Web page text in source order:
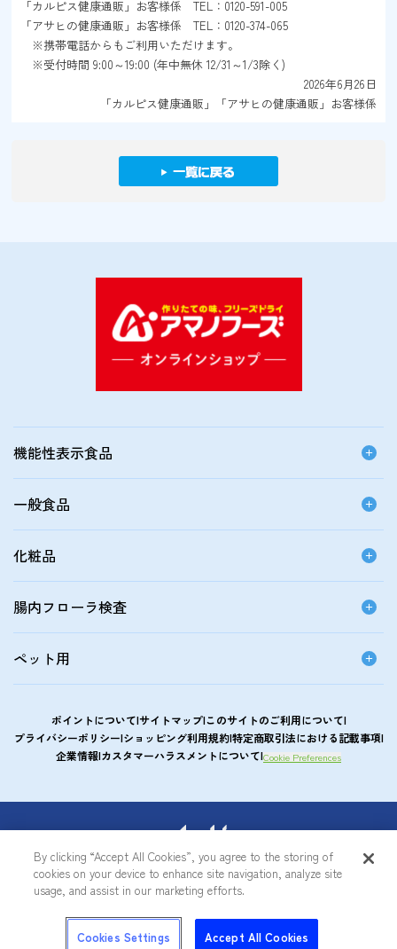
「カルピス健康通販」お客様係 TEL：0120-591-005
「アサヒの健康通販」お客様係 TEL：0120-374-065
※携帯電話からもご利用いただけます。
※受付時間 9:00～19:00 (年中無休 12/31～1/3除く)
2026年6月26日
「カルピス健康通販」「アサヒの健康通販」お客様係
機能性表示食品
一般食品
化粧品
腸内フローラ検査
ペット用
ポイントについて サイトマップこのサイトのご利用について
プライバシーポリシー ショッピング利用規約特定商取引法における記載事項
企業情報 カスタマーハラスメントについて Cookie Preferences
アサヒカルピスウエルネスショップ
© Asahi Group Foods, Ltd.
商品を探す トップ ログイン
By clicking “Accept All Cookies”, you agree to the storing of
cookies on your device to enhance site navigation, analyze site
usage, and assist in our marketing efforts.
Cookies Settings Accept All Cookies